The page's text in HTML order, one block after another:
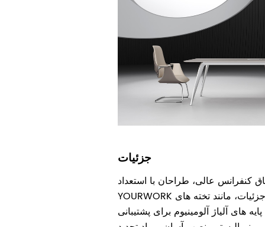
جزئیات
کنفرانس عالی، طراحان با استعداد
YOURWORK افکار زیادی را به جزئیات، مانند تخته های
های آلیاژ آلومینیوم برای پشتیبانی